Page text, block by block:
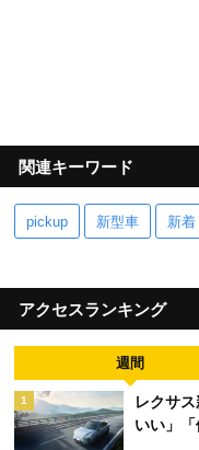
関連キーワード
pickup 新型車 新着
アクセスランキング
週間
1
レクサ
いい」